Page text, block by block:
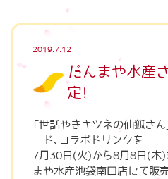
2019.7.12
だんまや水産
定！
「世話やきキツネの仙狐さ
ード、コラボドリンクを
7月30日(火)から8月8日(木)
まや水産池袋南口店にて販